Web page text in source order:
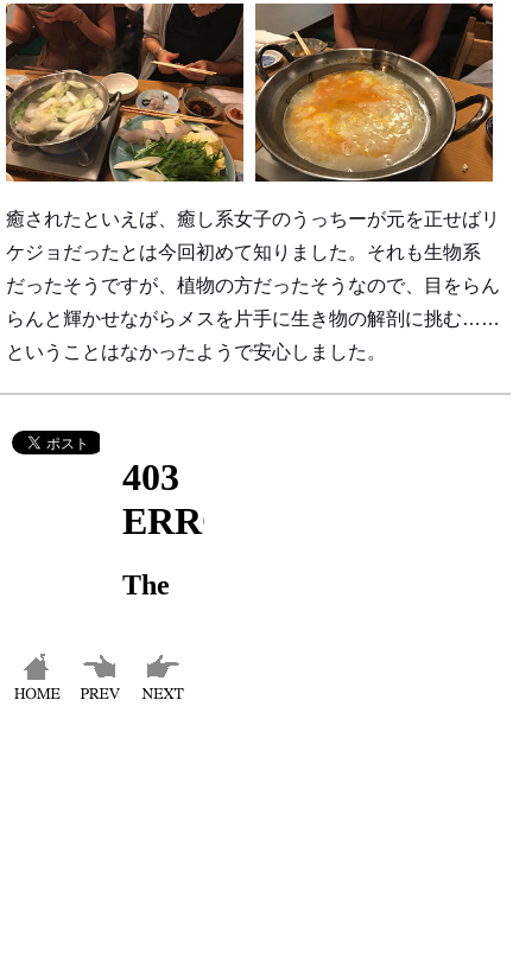
癒されたといえば、癒し系女子のうっちーが元を正せばリ
ケジョだったとは今回初めて知りました。それも生物系
だったそうですが、植物の方だったそうなので、目をらん
らんと輝かせながらメスを片手に生き物の解剖に挑む……
ということはなかったようで安心しました。